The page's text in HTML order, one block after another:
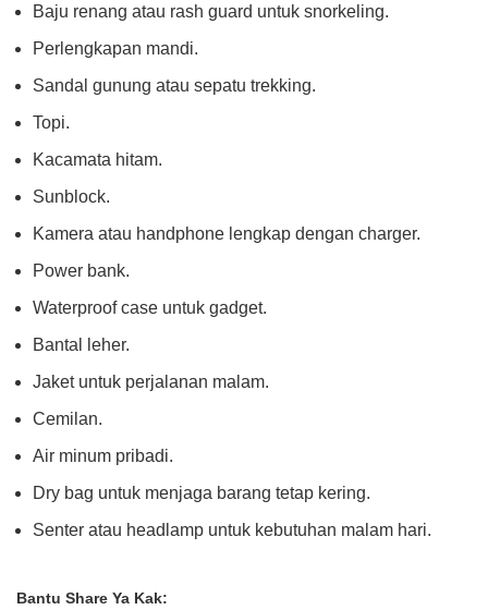
Baju renang atau rash guard untuk snorkeling.
Perlengkapan mandi.
Sandal gunung atau sepatu trekking.
Topi.
Kacamata hitam.
Sunblock.
Kamera atau handphone lengkap dengan charger.
Power bank.
Waterproof case untuk gadget.
Bantal leher.
Jaket untuk perjalanan malam.
Cemilan.
Air minum pribadi.
Dry bag untuk menjaga barang tetap kering.
Senter atau headlamp untuk kebutuhan malam hari.
Bantu Share Ya Kak: